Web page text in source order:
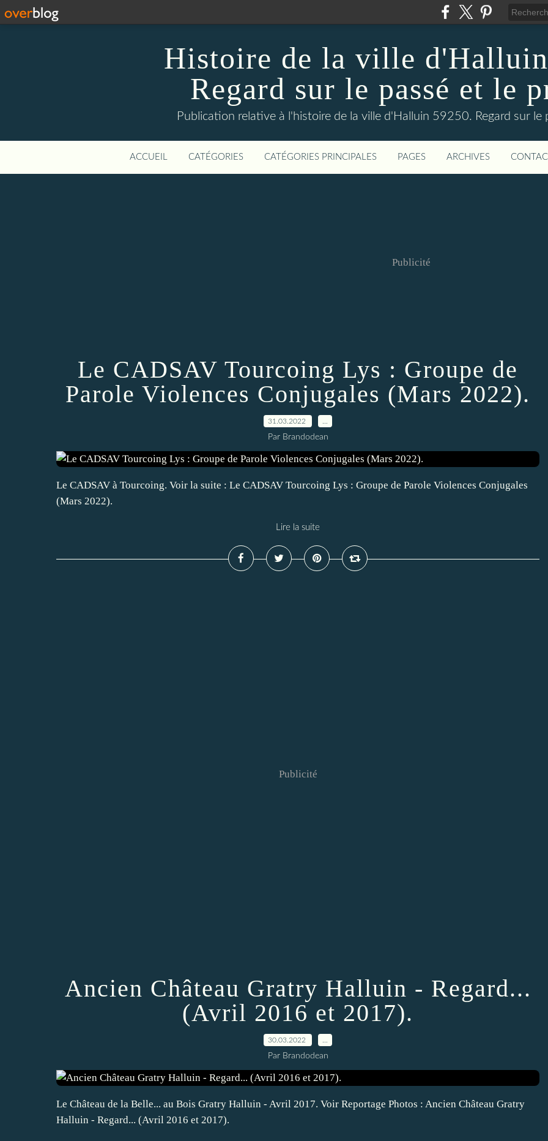
Histoire de la ville
Regard sur le passé et le
Publication relative à l'histoire de la ville d'Halluin 59250. Regard sur le
ACCUEIL CATÉGORIES CATÉGORIES PRINCIPALES PAGES ARCHIVES
Publicité
Le CADSAV Tourcoing Lys : Groupe de
Parole Violences Conjugales (Mars 2022).
31.03.2022
Par Brandodean
Le CADSAV à Tourcoing. Voir la suite : Le CADSAV Tourcoing Lys : Groupe de Parole Violences Conjugales
(Mars 2022).
Lire la suite
Publicité
Ancien Château Gratry Halluin - Regard...
(Avril 2016 et 2017).
30.03.2022
Par Brandodean
Le Château de la Belle... au Bois Gratry Halluin - Avril 2017. Voir Reportage Photos : Ancien Château Gratry
Halluin - Regard... (Avril 2016 et 2017).